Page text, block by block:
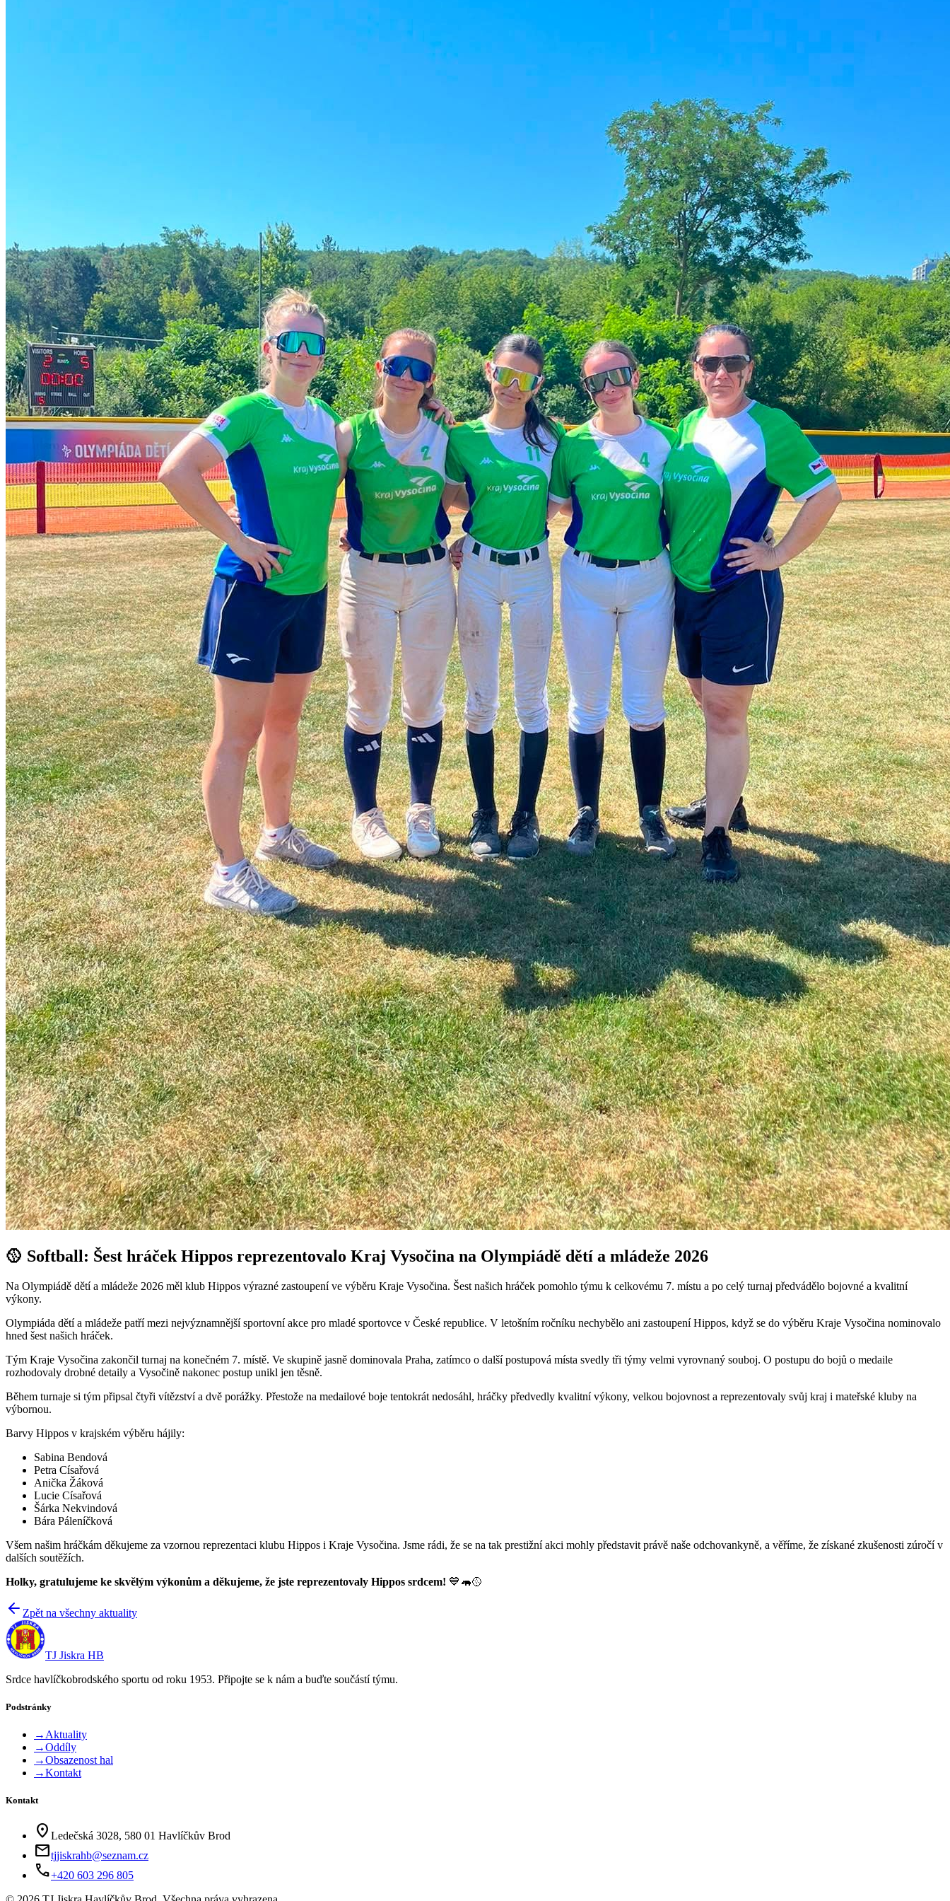
🥎 Softball: Šest hráček Hippos reprezentovalo Kraj Vysočina na Olympiádě dětí a mládeže 2026
Na Olympiádě dětí a mládeže 2026 měl klub Hippos výrazné zastoupení ve výběru Kraje Vysočina. Šest našich hráček pomohlo týmu k celkovému 7. místu a po celý turnaj předvádělo bojovné a kvalitní
výkony.
Olympiáda dětí a mládeže patří mezi nejvýznamnější sportovní akce pro mladé sportovce v České republice. V letošním ročníku nechybělo ani zastoupení Hippos, když se do výběru Kraje Vysočina nominovalo
hned šest našich hráček.
Tým Kraje Vysočina zakončil turnaj na konečném 7. místě. Ve skupině jasně dominovala Praha, zatímco o další postupová místa svedly tři týmy velmi vyrovnaný souboj. O postupu do bojů o medaile
rozhodovaly drobné detaily a Vysočině nakonec postup unikl jen těsně.
Během turnaje si tým připsal čtyři vítězství a dvě porážky. Přestože na medailové boje tentokrát nedosáhl, hráčky předvedly kvalitní výkony, velkou bojovnost a reprezentovaly svůj kraj i mateřské kluby na
výbornou.
Barvy Hippos v krajském výběru hájily:
Sabina Bendová
Petra Císařová
Anička Žáková
Lucie Císařová
Šárka Nekvindová
Bára Páleníčková
Všem našim hráčkám děkujeme za vzornou reprezentaci klubu Hippos i Kraje Vysočina. Jsme rádi, že se na tak prestižní akci mohly představit právě naše odchovankyně, a věříme, že získané zkušenosti zúročí v
dalších soutěžích.
Holky, gratulujeme ke skvělým výkonům a děkujeme, že jste reprezentovaly Hippos srdcem! 💙🦛🥎
Zpět na všechny aktuality
TJ Jiskra HB
Srdce havlíčkobrodského sportu od roku 1953. Připojte se k nám a buďte součástí týmu.
Podstránky
→ Aktuality
→Oddíly
→Obsazenost hal
→Kontakt
Kontakt
location_on Ledečská 3028, 580 01 Havlíčkův Brod
mailtjjiskrahb@seznam.cz
phone+420 603 296 805